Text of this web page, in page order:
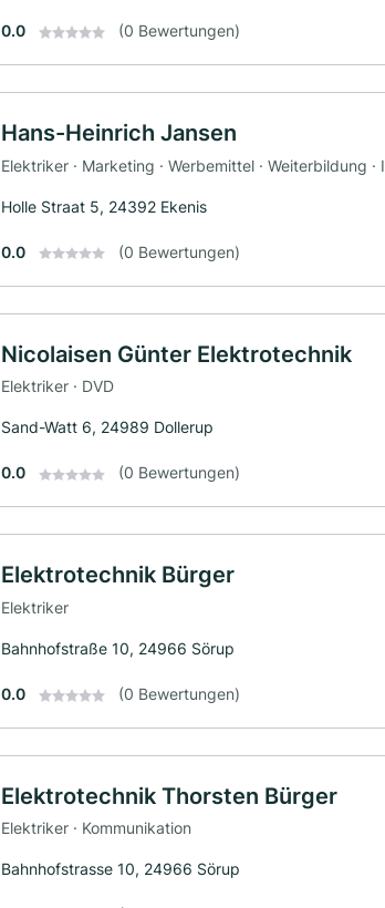
0.0 (0 Bewertungen)
Hans-Heinrich Jansen
Elektriker · Marketing · Werbemittel · Weiterbildung
Holle Straat 5, 24392 Ekenis
0.0 (0 Bewertungen)
Nicolaisen Günter Elektrotechnik
Elektriker · DVD
Sand-Watt 6, 24989 Dollerup
0.0 (0 Bewertungen)
Elektrotechnik Bürger
Elektriker
Bahnhofstraße 10, 24966 Sörup
0.0 (0 Bewertungen)
Elektrotechnik Thorsten Bürger
Elektriker · Kommunikation
Bahnhofstrasse 10, 24966 Sörup